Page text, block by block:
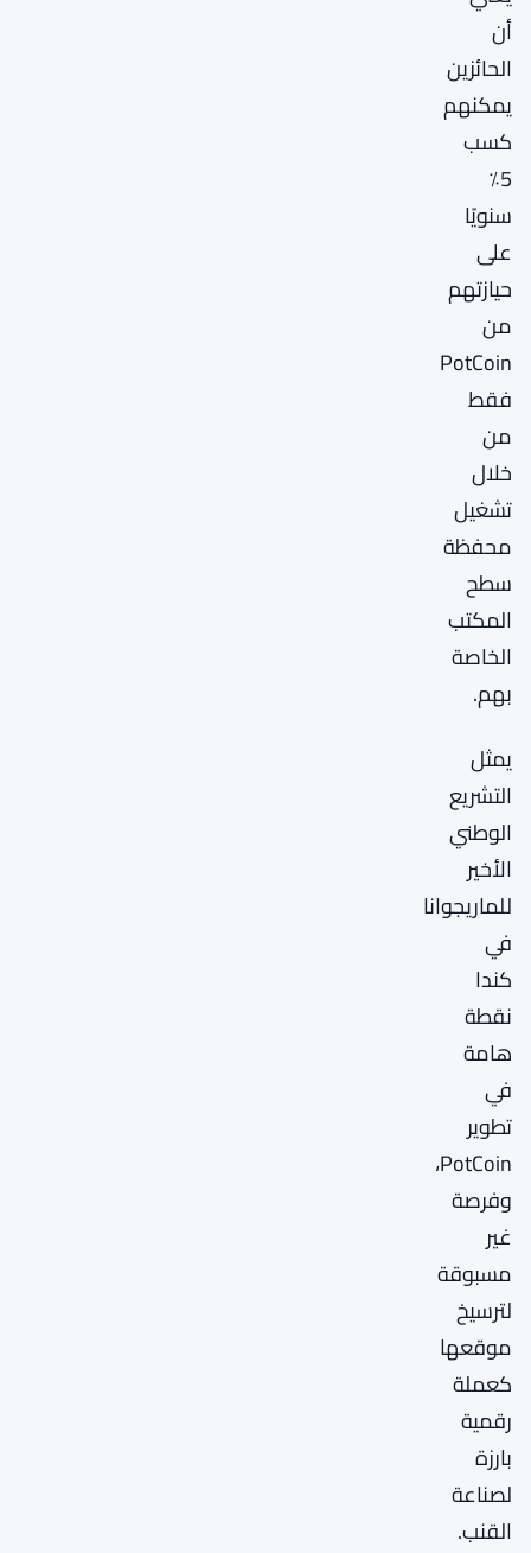
أن
الحائزين
يمكنهم
كسب
5٪
سنويًا
على
حيازتهم
من
PotCoin
فقط
من
خلال
تشغيل
محفظة
سطح
المكتب
الخاصة
بهم.
يمثل
التشريع
الوطني
الأخير
للماريجوانا
في
كندا
نقطة
هامة
في
تطوير
PotCoin،
وفرصة
غير
مسبوقة
لترسيخ
موقعها
كعملة
رقمية
بارزة
لصناعة
القنب.